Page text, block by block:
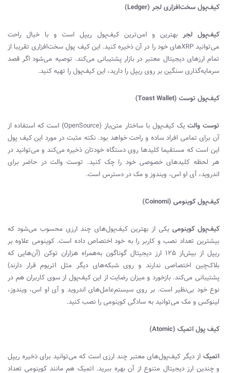
کیف‌پول سخت‌افزاری لجر (Ledger
)
کیف‌پول لجر بهترین و امن‌ترین کیف‌پول ریپل است و با خیال راحت
می‌توانیدXRPهای خود را در آن ذخیره کنید. این کیف پول سخت‌افزاری تقریبا از
تمام ارزهای دیجیتال معتبر در بازار پشتیبانی می‌کند. توصیه می‌شود اگر قصد
سرمایه‌گذاری سنگین بر روی ریپل را دارید، این کیف‌پول را تهیه کنید.
کیف‌پول توست (Toast Wallet
)
توست والت یک کیف‌پول با ساختار متن‌باز (OpenSource) است که استفاده از
آن برای تمامی افراد ساده و راحت خواهد بود. نکته مثبت در مورد این کیف‌ پول
این است که مستقیما کلیدها روی دستگاه خودتان ذخیره می‌کند و می‌توانید در
هر لحظه کلیدهای خصوصی خود را چک کنید. توست والت در حاضر برای
اندروید، آی او اس، ویندوز و مک در دسترس است.
کیف‌پول کوینومی (Coinomi
)
کیف‌پول کوینومی یکی از بهترین کیف‌پول‌های چند ارزی محسوب می‌شود که
بیشترین تعداد نصب و کاربر را به خود اختصاص داده‌ است. کوینومی علاوه بر
ریپل از بیش‌از ۱۲۵ ارز دیجیتال گوناگون به‌همراه هزاران توکن (آن‌هایی که
بلاک‌چین اختصاصی ندارند و روی شبکه‌های دیگر مثل اتریوم قرار دارند)
پشتیبانی می‌کند. بازخورد و میزان رضایت از این کیف‌پول از سوی کاربران هم در
نوع خود بی‌نظیر است. بر روی سیستم‌عامل‌های اندروید و آی او اس، ویندوز،
لینوکس و مک می‌توانید به سادگی کوینومی را نصب کنید.
کیف پول اتمیک (Atomic
)
اتمیک از دیگر کیف‌پول‌های معتبر چند ارزی است که می‌توانید برای ذخیره ریپل
و چندین ارز دیجیتال متنوع از آن بهره ببرید. اتمیک هم مانند کوینومی تعداد